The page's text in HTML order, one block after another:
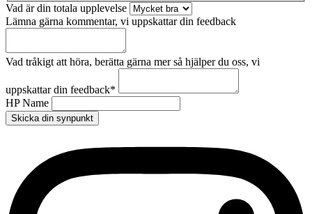
Vad är din totala upplevelse
Lämna gärna kommentar, vi uppskattar din feedback
Vad tråkigt att höra, berätta gärna mer så hjälper du oss, vi
uppskattar din feedback*
HP Name
Skicka din synpunkt